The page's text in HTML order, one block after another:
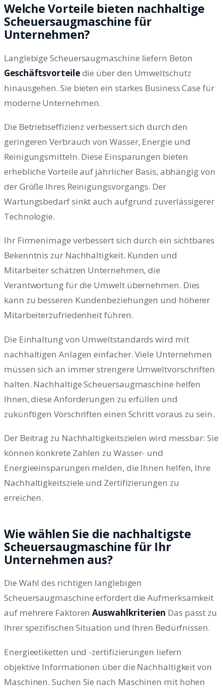
Welche Vorteile bieten nachhaltige
Scheuersaugmaschine für
Unternehmen?
Langlebige Scheuersaugmaschine liefern Beton
Geschäftsvorteiledie über den Umweltschutz
hinausgehen. Sie bieten ein starkes Business Case für
moderne Unternehmen.
Die Betriebseffizienz verbessert sich durch den
geringeren Verbrauch von Wasser, Energie und
Reinigungsmitteln. Diese Einsparungen bieten
erhebliche Vorteile auf jährlicher Basis, abhängig von
der Größe Ihres Reinigungsvorgangs. Der
Wartungsbedarf sinkt auch aufgrund zuverlässigerer
Technologie.
Ihr Firmenimage verbessert sich durch ein sichtbares
Bekenntnis zur Nachhaltigkeit. Kunden und
Mitarbeiter schätzen Unternehmen, die
Verantwortung für die Umwelt übernehmen. Dies
kann zu besseren Kundenbeziehungen und höherer
Mitarbeiterzufriedenheit führen.
Die Einhaltung von Umweltstandards wird mit
nachhaltigen Anlagen einfacher. Viele Unternehmen
müssen sich an immer strengere Umweltvorschriften
halten. Nachhaltige Scheuersaugmaschine helfen
Ihnen, diese Anforderungen zu erfüllen und
zukünftigen Vorschriften einen Schritt voraus zu sein.
Der Beitrag zu Nachhaltigkeitszielen wird messbar: Sie
können konkrete Zahlen zu Wasser- und
Energieeinsparungen melden, die Ihnen helfen, Ihre
Nachhaltigkeitsziele und Zertifizierungen zu
erreichen.
Wie wählen Sie die nachhaltigste
Scheuersaugmaschine für Ihr
Unternehmen aus?
Die Wahl des richtigen langlebigen
Scheuersaugmaschine erfordert die Aufmerksamkeit
auf mehrere FaktorenAuswahlkriterien Das passt zu
Ihrer spezifischen Situation und Ihren Bedürfnissen.
Energieetiketten und -zertifizierungen liefern
objektive Informationen über die Nachhaltigkeit von
Maschinen. Suchen Sie nach Maschinen mit hohen